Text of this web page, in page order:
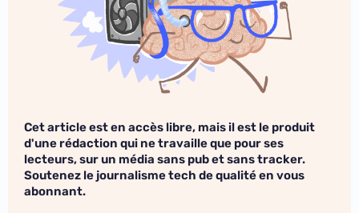
Cet article est en accès libre, mais il est le produit
d'une rédaction qui ne travaille que pour ses
lecteurs, sur un média sans pub et sans tracker.
Soutenez le journalisme tech de qualité en vous
abonnant.